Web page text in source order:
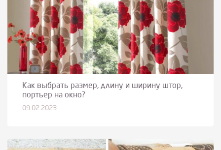
Как выбрать размер, длину и ширину штор,
портьер на окно?
09.02.2023